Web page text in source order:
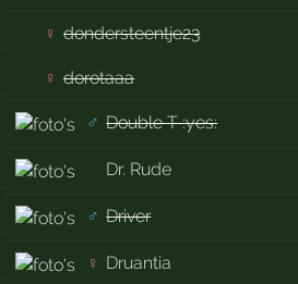
♀ dondersteentje23
♀ dorotaaa
♂ Double T :yes:
Dr. Rude
♂ Driver
♀ Druantia